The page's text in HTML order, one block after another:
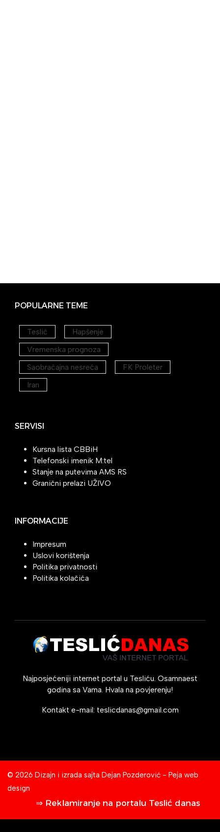
POPULARNE TEME
Teslić
Hapšenje
Vremenska prognoza
Saobraćajna nesreća
FK Proleter
Iran
SERVISI
Kursna lista CBBiH
Telefonski imenik M:tel
Stanje na putevima AMS RS
Granični prelazi UŽIVO
INFORMACIJE
Impresum
Uslovi korištenja
Politika privatnosti
Politika kolačića
Najposjećeniji internet portal u Tesliću. Osamnaest
godina sa Vama. Hvala na povjerenju!
Kontakt e-mail: teslicdanas@gmail.com
© 2026 Dizajn i izrada sajta Dejan Pozderović - Peja web
design
⇒ Reklamiranje na portalu Teslić danas